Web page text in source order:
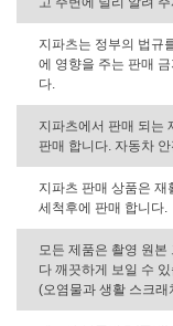
지파츠는 정부의 법규
에 영향을 주는 판매
다.
지파츠에서 판매 되는
판매 합니다. 자동차
지파츠 판매 상품은
세척후에 판매 합니다.
모든 제품은 촬영 원
다 깨끗하게 보일 수
(오염물과 생활 스크